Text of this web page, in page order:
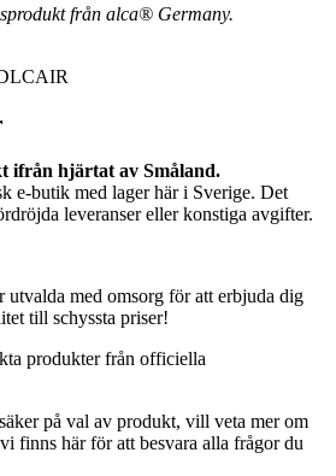
från alca® Germany.
ifrån hjärtat av Småland.
e-butik med lager här i Sverige. Det
leveranser eller konstiga avgifter.
utvalda med omsorg för att erbjuda dig
till schyssta priser!
produkter från officiella
på val av produkt, vill veta mer om
finns här för att besvara alla frågor du